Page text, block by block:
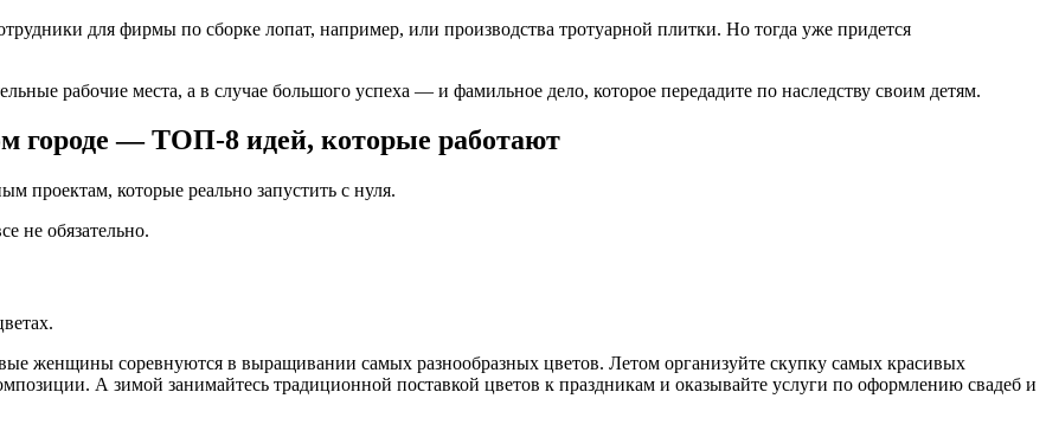
для фирмы по сборке лопат, например, или производства тротуарной плитки. Но тогда уже придется
рабочие места, а в случае большого успеха — и фамильное дело, которое передадите по наследству своим детям.
городе — ТОП-8 идей, которые работают
проектам, которые реально запустить с нуля.
не обязательно.
женщины соревнуются в выращивании самых разнообразных цветов. Летом организуйте скупку самых красивых
А зимой занимайтесь традиционной поставкой цветов к праздникам и оказывайте услуги по оформлению свадеб и